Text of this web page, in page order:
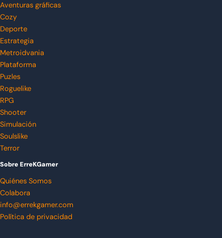
Aventuras gráficas
Cozy
Deporte
Estrategia
Metroidvania
Plataforma
Puzles
Roguelike
RPG
Shooter
Simulación
Soulslike
Terror
Sobre ErreKGamer
Quiénes Somos
Colabora
info@errekgamer.com
Política de privacidad